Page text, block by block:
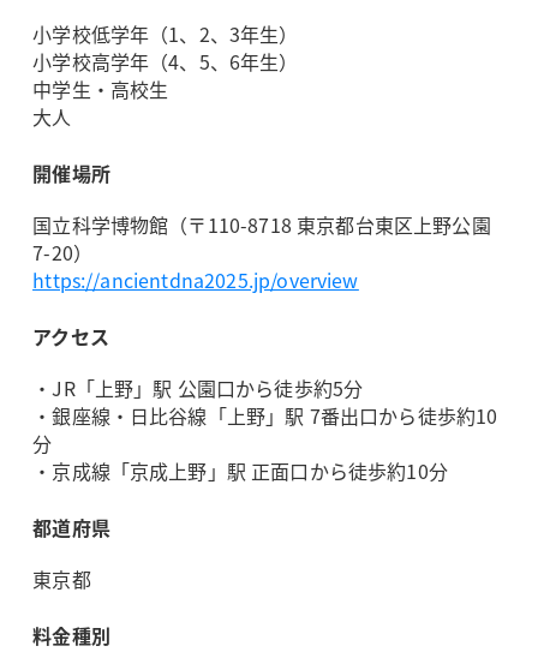
小学校低学年（1、2、3年生）
小学校高学年（4、5、6年生）
中学生・高校生
大人
開催場所
国立科学博物館（〒110-8718 東京都台東区上野公園
7-20）
https://ancientdna2025.jp/overview
アクセス
・JR「上野」駅 公園口から徒歩約5分
・銀座線・日比谷線「上野」駅 7番出口から徒歩約10
分
・京成線「京成上野」駅 正面口から徒歩約10分
都道府県
東京都
料金種別